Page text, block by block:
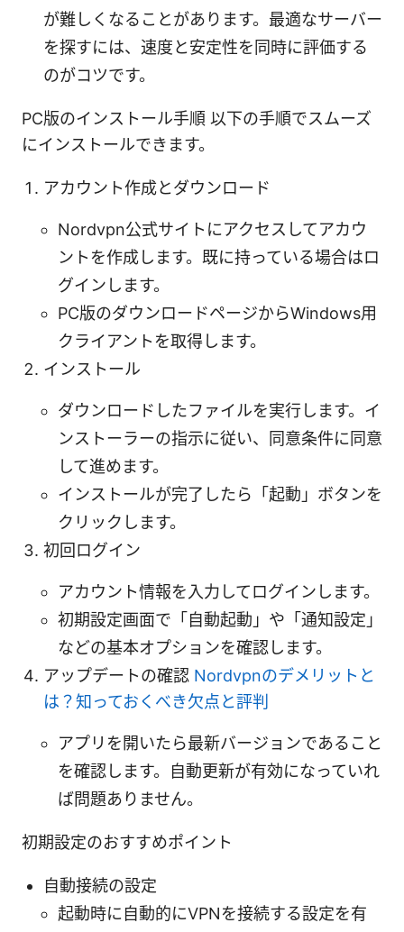
が難しくなることがあります。最適なサーバー
を探すには、速度と安定性を同時に評価する
のがコツです。
PC版のインストール手順 以下の手順でスムーズ
にインストールできます。
アカウント作成とダウンロード
Nordvpn公式サイトにアクセスしてアカウ
ントを作成します。既に持っている場合はロ
グインします。
PC版のダウンロードページからWindows用
クライアントを取得します。
インストール
ダウンロードしたファイルを実行します。イ
ンストーラーの指示に従い、同意条件に同意
して進めます。
インストールが完了したら「起動」ボタンを
クリックします。
初回ログイン
アカウント情報を入力してログインします。
初期設定画面で「自動起動」や「通知設定」
などの基本オプションを確認します。
アップデートの確認 Nordvpnのデメリットと
は？知っておくべき欠点と評判
アプリを開いたら最新バージョンであること
を確認します。自動更新が有効になっていれ
ば問題ありません。
初期設定のおすすめポイント
自動接続の設定
起動時に自動的にVPNを接続する設定を有